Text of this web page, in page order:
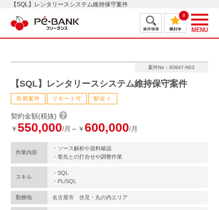
【SQL】レンタリースシステム維持保守案件
0
案件No：40847-N03
【SQL】レンタリースシステム維持保守案件
長期案件 リモート可 駅近く
契約金額(税抜)
￥550,000/月～￥ 600,000/月
作業内容
・ソース解析や資料確認
・客先との打合せや調整作業
スキル
・SQL
・PL/SQL
勤務地 名古屋市 伏見・丸の内エリア